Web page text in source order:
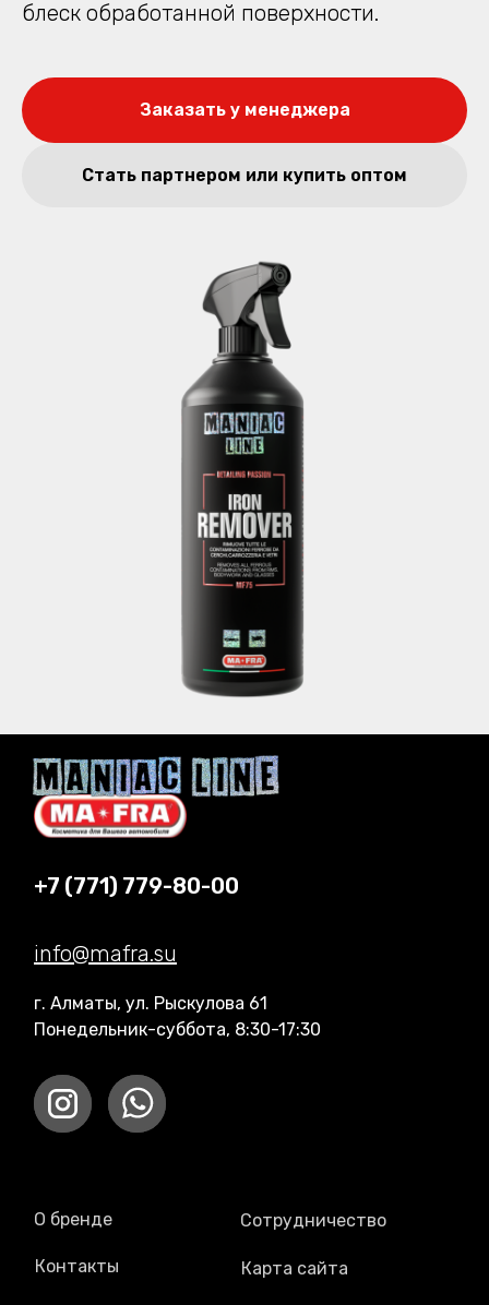
блеск обработанной поверхности.
Заказать у менеджера
Стать партнером или купить оптом
О бренде Сотрудничество
Контакты
+7 (771) 779-80-00
info@mafra.su
г. Алматы, ул. Рыскулова 61
Понедельник-суббота, 8:30-17:30
Карта сайта